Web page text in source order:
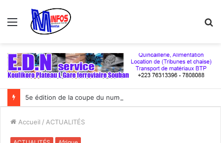
Menu
Accueil / ACTUALITÉS